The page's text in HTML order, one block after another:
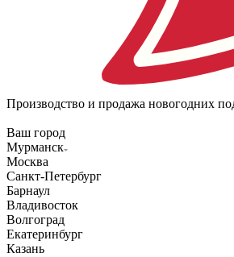
Производство и продажа новогодних
Ваш город
Мурманск
Москва
Санкт-Петербург
Барнаул
Владивосток
Волгоград
Екатеринбург
Казань